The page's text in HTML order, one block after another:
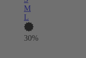
M
L
30%